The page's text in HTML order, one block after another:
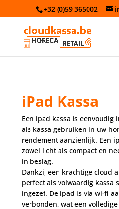
+32 (0)59 365002
iPad Kassa
Een ipad kassa is eenvoudig
als kassa gebruiken in uw
rendement aanzienlijk. Een
zowel licht als compact en
in beslag.
Dankzij een krachtige cloud
perfect als volwaardig kassa
ingezet. De ipad is via wi-fi
verbonden, wat een